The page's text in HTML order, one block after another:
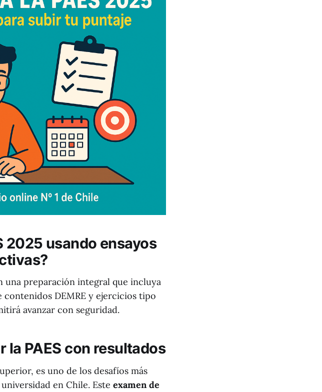
2025 usando ensayos
una preparación integral que incluya
contenidos DEMRE y ejercicios tipo
avanzar con seguridad.
la PAES con resultados
es uno de los desafíos más
en Chile. Este examen de